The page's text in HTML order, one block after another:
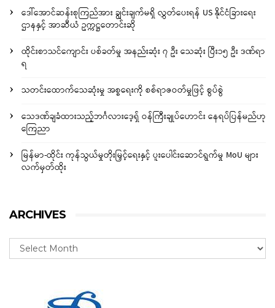
ဒေါ်အောင်ဆန်းစုကြည်အား ချွင်းချက်မရှိ လွှတ်ပေးရန် US နိုင်ငံခြားရေး
ဌာနနှင့် အာဆီယံ ဥက္ကဋ္ဌတောင်းဆို
ထိုင်းစာသင်ကျောင်း ပစ်ခတ်မှု အနည်းဆုံး ၇ ဦး သေဆုံး ပြီး၁၅ ဦး ဒဏ်ရာ
ရ
သတင်းထောက်သေဆုံးမှု အစ္စရေးကို စစ်ရာဇဝတ်မှုဖြင့် စွပ်စွဲ
သေဒဏ်ချခံထားသည့်ဘင်္ဂလားဒေ့ရှ် ဝန်ကြီးချုပ်ဟောင်း နေရပ်ပြန်မည်ဟု
ကြေညာ
မြန်မာ-ထိုင်း ကုန်သွယ်မှုတိုးမြှင့်ရေးနှင့် ပူးပေါင်းဆောင်ရွက်မှု MoU များ
လက်မှတ်ထိုး
ARCHIVES